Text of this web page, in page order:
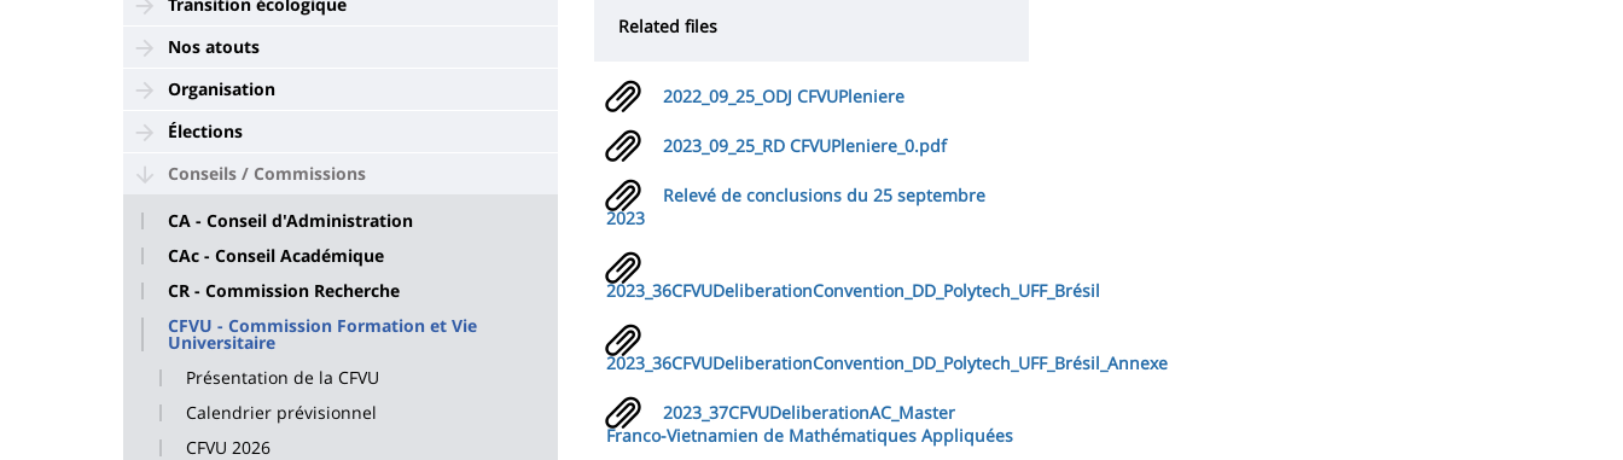
Nos atouts
Organisation
Élections
Conseils / Commissions
CA - Conseil d'Administration
CAc - Conseil Académique
CR - Commission Recherche
CFVU - Commission Formation et Vie
Universitaire
Présentation de la CFVU
Calendrier prévisionnel
CFVU 2026
de
page
principale
Related files
2022_09_25_ODJ CFVUPleniere
2023_09_25_RD CFVUPleniere_0.pdf
Relevé de conclusions du 25 septembre
2023
2023_36CFVUDeliberationConvention_DD_Polytech_UFF_Brésil
2023_36CFVUDeliberationConvention_DD_Polytech_UFF_Brésil_Annexe
2023_37CFVUDeliberationAC_Master
Franco-Vietnamien de Mathématiques Appliquées